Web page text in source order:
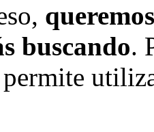
buscando.
permite